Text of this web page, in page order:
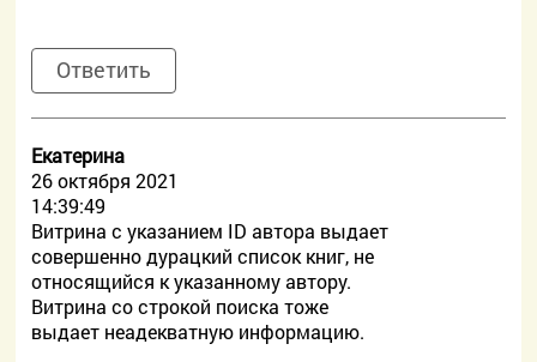
Ответить
Екатерина
26 октября 2021
14:39:49
Витрина с указанием ID автора выдает
совершенно дурацкий список книг, не
относящийся к указанному автору.
Витрина со строкой поиска тоже
выдает неадекватную информацию.